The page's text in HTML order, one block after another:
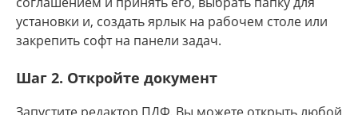
установки и, создать ярлык на рабочем столе или
закрепить софт на панели задач.
Шаг 2. Откройте документ